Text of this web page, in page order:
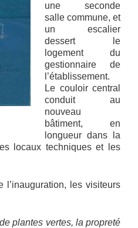
une seconde
salle commune, et
un escalier
dessert le
logement du
gestionnaire de
l’établissement.
Le couloir central
conduit au
nouveau
bâtiment, en
longueur dans la
locaux techniques et les
l’inauguration, les visiteurs
plantes vertes, la propreté